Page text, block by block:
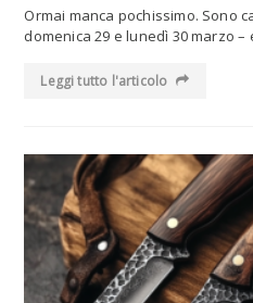
Ormai manca pochissimo. Sono
domenica 29 e lunedì 30 marzo –
Leggi tutto l'articolo
Leggi tutto